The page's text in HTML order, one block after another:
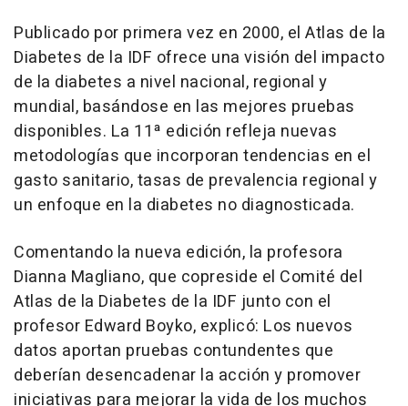
Publicado por primera vez en 2000, el Atlas de la
Diabetes de la IDF ofrece una visión del impacto
de la diabetes a nivel nacional, regional y
mundial, basándose en las mejores pruebas
disponibles. La 11ª edición refleja nuevas
metodologías que incorporan tendencias en el
gasto sanitario, tasas de prevalencia regional y
un enfoque en la diabetes no diagnosticada.
Comentando la nueva edición, la profesora
Dianna Magliano, que copreside el Comité del
Atlas de la Diabetes de la IDF junto con el
profesor Edward Boyko, explicó: Los nuevos
datos aportan pruebas contundentes que
deberían desencadenar la acción y promover
iniciativas para mejorar la vida de los muchos